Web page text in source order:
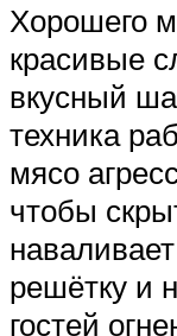
Хорошего
красивые
вкусный
техника
мясо
чтобы
решётку и
гостей